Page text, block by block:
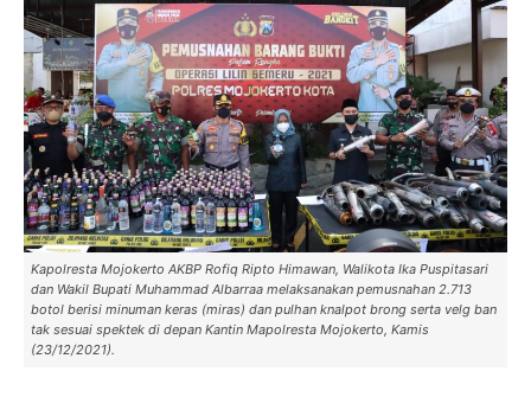
Kapolresta Mojokerto AKBP Rofiq Ripto Himawan, Walikota Ika Puspitasari
dan Wakil Bupati Muhammad Albarraa melaksanakan pemusnahan 2.713
botol berisi minuman keras (miras) dan pulhan knalpot brong serta velg ban
tak sesuai spektek di depan Kantin Mapolresta Mojokerto, Kamis
(23/12/2021).